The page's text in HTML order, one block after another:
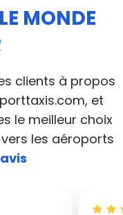
MONDE
clients à propos
et
le meilleur choix
les aéroports